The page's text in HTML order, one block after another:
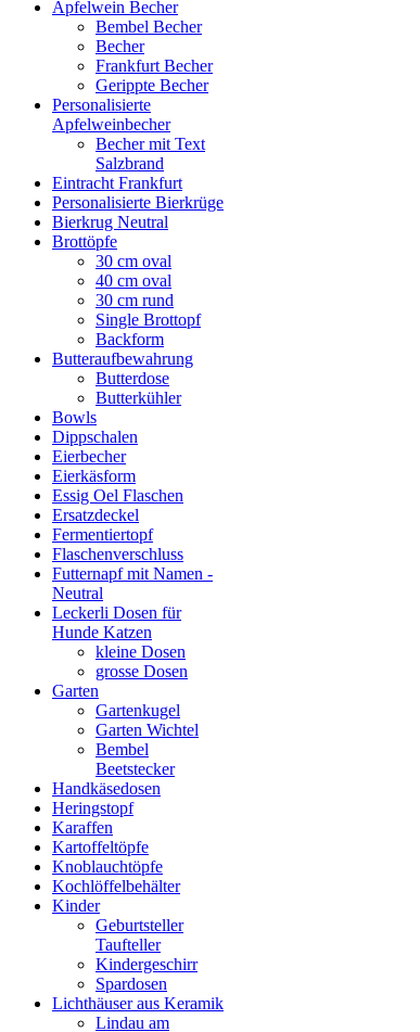
Apfelwein Becher
Bembel Becher
Becher
Frankfurt Becher
Gerippte Becher
Personalisierte
Apfelweinbecher
Becher mit Text
Salzbrand
Eintracht Frankfurt
Personalisierte Bierkrüge
Bierkrug Neutral
Brottöpfe
30 cm oval
40 cm oval
30 cm rund
Single Brottopf
Backform
Butteraufbewahrung
Butterdose
Butterkühler
Bowls
Dippschalen
Eierbecher
Eierkäsform
Essig Oel Flaschen
Ersatzdeckel
Fermentiertopf
Flaschenverschluss
Futternapf mit Namen -
Neutral
Leckerli Dosen für
Hunde Katzen
kleine Dosen
grosse Dosen
Garten
Gartenkugel
Garten Wichtel
Bembel
Beetstecker
Handkäsedosen
Heringstopf
Karaffen
Kartoffeltöpfe
Knoblauchtöpfe
Kochlöffelbehälter
Kinder
Geburtsteller
Taufteller
Kindergeschirr
Spardosen
Lichthäuser aus Keramik
Lindau am